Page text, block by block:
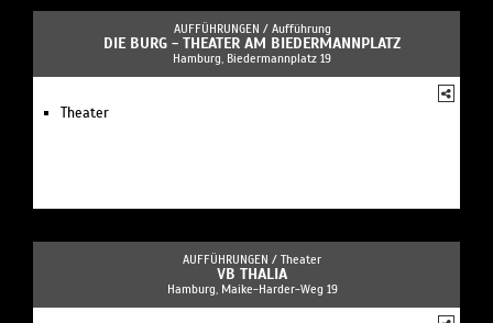
AUFFÜHRUNGEN / Aufführung
DIE BURG - THEATER AM BIEDERMANNPLATZ
Hamburg, Biedermannplatz 19
Theater
AUFFÜHRUNGEN / Theater
VB THALIA
Hamburg, Maike-Harder-Weg 19